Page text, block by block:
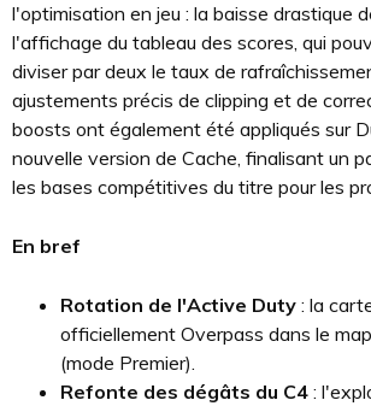
l'optimisation en jeu : la baisse drastique
l'affichage du tableau des scores, qui
diviser par deux le taux de
ajustements précis de clipping et de
boosts ont également été appliqués sur
nouvelle version de Cache, finalisant un
les bases compétitives du titre pour les
En bref
Rotation de l'Active Duty : la
officiellement Overpass dans le
(mode Premier).
Refonte des dégâts du C4 :